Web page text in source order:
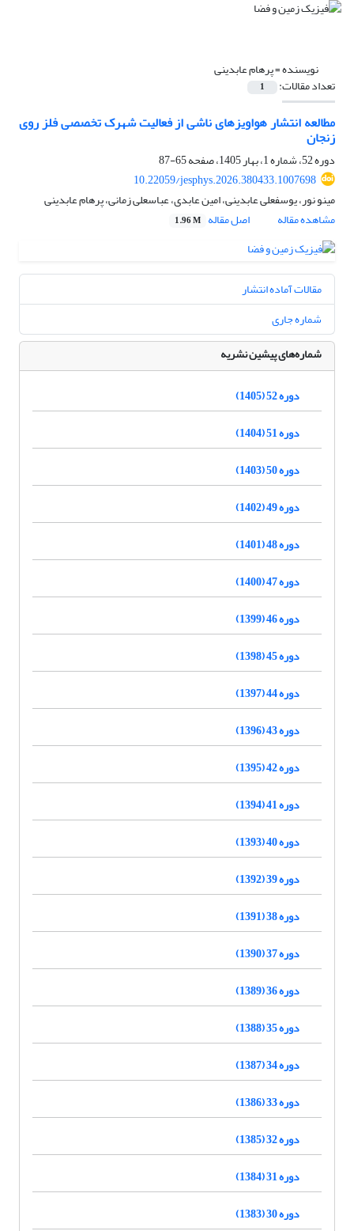
نویسنده =پرهام عابدینی
تعداد مقالات: 1
مطالعه انتشار هواویزهای ناشی از فعالیت شهرک تخصصی فلز روی
زنجان
دوره 52، شماره 1، بهار 1405، صفحه
65-87
10.22059/jesphys.2026.380433.1007698
مینو نور، یوسفعلی عابدینی، امین عابدی، عباسعلی زمانی، پرهام عابدینی
مشاهده مقاله
اصل مقاله 1.96 M
مقالات آماده انتشار
شماره جاری
شماره‌های پیشین نشریه
دوره 52 (1405)
دوره 51 (1404)
دوره 50 (1403)
دوره 49 (1402)
دوره 48 (1401)
دوره 47 (1400)
دوره 46 (1399)
دوره 45 (1398)
دوره 44 (1397)
دوره 43 (1396)
دوره 42 (1395)
دوره 41 (1394)
دوره 40 (1393)
دوره 39 (1392)
دوره 38 (1391)
دوره 37 (1390)
دوره 36 (1389)
دوره 35 (1388)
دوره 34 (1387)
دوره 33 (1386)
دوره 32 (1385)
دوره 31 (1384)
دوره 30 (1383)